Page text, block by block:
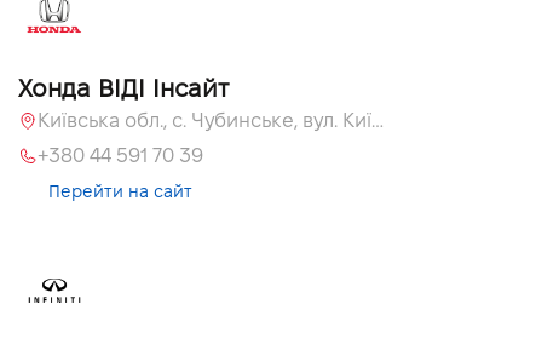
Хонда ВІДІ Інсайт
Київська обл., c. Чубинське, вул. Київська, 55
+380 44 591 70 39
Перейти на сайт